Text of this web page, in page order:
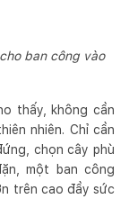
ban công vào
thấy, không cần
nhiên. Chỉ cần
chọn cây phù
một ban công
trên cao đầy sức